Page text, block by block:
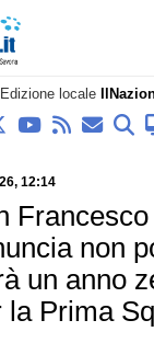
Edizione locale
12:14
Francesco
non
un anno
la Prima